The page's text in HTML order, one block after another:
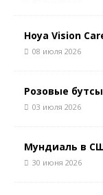
Hoya Vision
08 июля 2026
Розовые
03 июля 2026
Мундиаль в
30 июня 2026